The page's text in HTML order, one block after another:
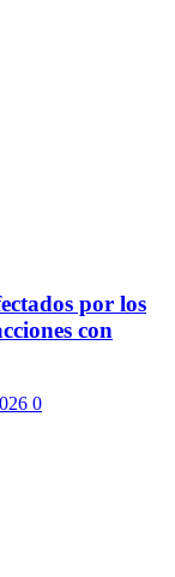
por los
con
0